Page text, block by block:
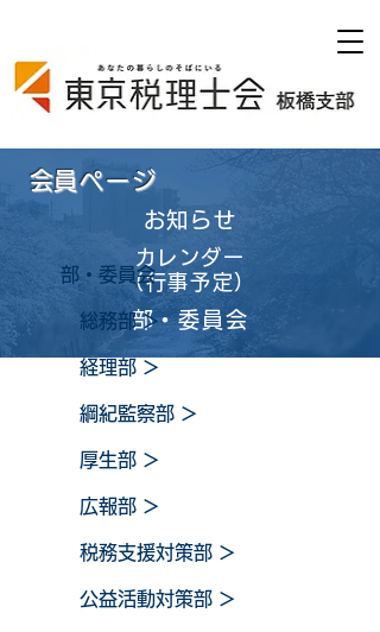
​会員ページ
お知らせ
カレンダー
（行事予定）
部・委員会
部・委員会
総務部＞
経理部 ＞
綱紀監察部 ＞
厚生部 ＞
広報部 ＞
税務支援対策部 ＞
公益活動対策部 ＞